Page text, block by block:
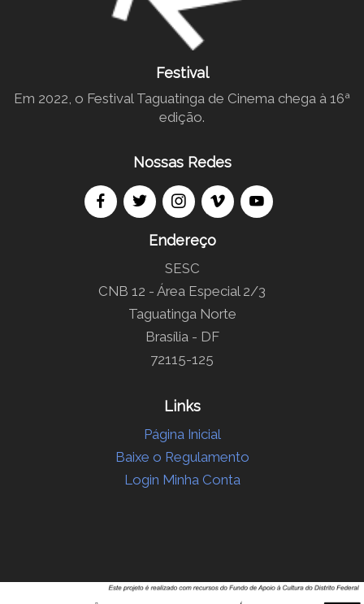
Festival
Em 2022, o Festival Taguatinga de Cinema chega à 16ª
edição.
Nossas Redes
Endereço
SESC
CNB 12 - Área Especial 2/3
Taguatinga Norte
Brasília - DF
72115-125
Links
Página Inicial
Baixe o Regulamento
Login Minha Conta